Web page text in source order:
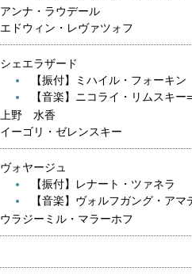
アンナ・ラウデール
エドウィン・レヴァツォフ
シェエラザード
【振付】ミハイル・フォーキン
【音楽】ニコライ・リムスキー
上野 水香
イーゴリ・ゼレンスキー
ヴォヤージュ
【振付】レナート・ツァネラ
【音楽】ヴォルフガング・ア
ウラジーミル・マラーホフ